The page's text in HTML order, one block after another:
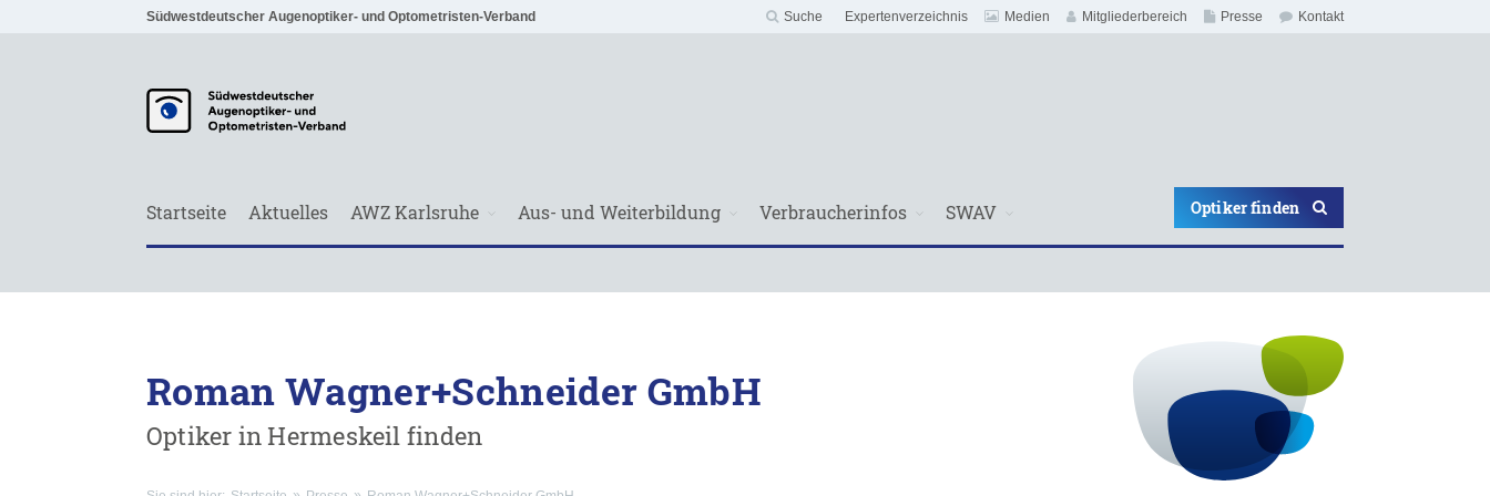
Südwestdeutscher Augenoptiker- und Optometristen-Verband Kontakt
Presse
Mitgliederbereich
Medien
Expertenverzeichnis
Suche
Startseite Aktuelles AWZ Karlsruhe Aus- und Weiterbildung Verbraucherinfos SWAV Optiker finden
Roman Wagner+Schneider GmbH
Optiker in Hermeskeil finden